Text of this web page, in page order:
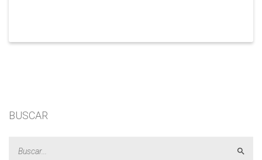
BUSCAR